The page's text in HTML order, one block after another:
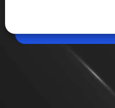
May 27, 2026, 11:43 AM (IST)
अंतरिक्ष में करोड़ों साल तक
करीब 4.6 अरब साल पहले जब